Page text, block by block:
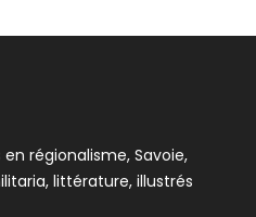
régionalisme, Savoie,
littérature, illustrés